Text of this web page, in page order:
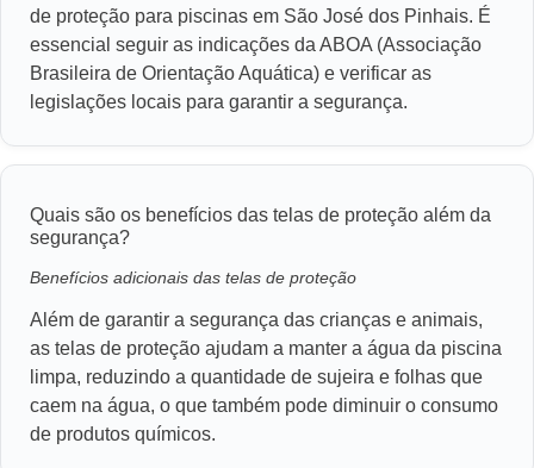
de proteção para piscinas em São José dos Pinhais. É
essencial seguir as indicações da ABOA (Associação
Brasileira de Orientação Aquática) e verificar as
legislações locais para garantir a segurança.
Quais são os benefícios das telas de proteção além da
segurança?
Benefícios adicionais das telas de proteção
Além de garantir a segurança das crianças e animais,
as telas de proteção ajudam a manter a água da piscina
limpa, reduzindo a quantidade de sujeira e folhas que
caem na água, o que também pode diminuir o consumo
de produtos químicos.